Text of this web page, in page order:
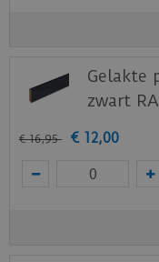
Gelakte
zwart
€ 16,95 € 12,00